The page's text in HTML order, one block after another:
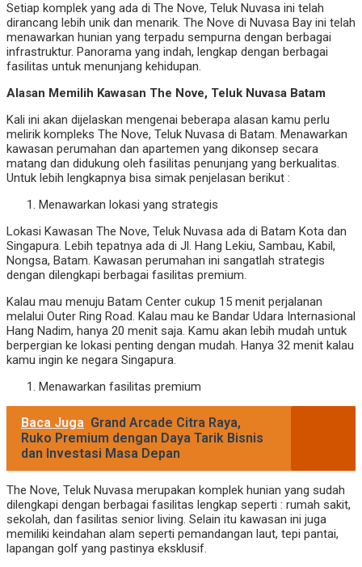
Setiap komplek yang ada di The Nove, Teluk Nuvasa ini telah
dirancang lebih unik dan menarik. The Nove di Nuvasa Bay ini telah
menawarkan hunian yang terpadu sempurna dengan berbagai
infrastruktur. Panorama yang indah, lengkap dengan berbagai
fasilitas untuk menunjang kehidupan.
Alasan Memilih Kawasan The Nove, Teluk Nuvasa Batam
Kali ini akan dijelaskan mengenai beberapa alasan kamu perlu
melirik kompleks The Nove, Teluk Nuvasa di Batam. Menawarkan
kawasan perumahan dan apartemen yang dikonsep secara
matang dan didukung oleh fasilitas penunjang yang berkualitas.
Untuk lebih lengkapnya bisa simak penjelasan berikut :
Menawarkan lokasi yang strategis
Lokasi Kawasan The Nove, Teluk Nuvasa ada di Batam Kota dan
Singapura. Lebih tepatnya ada di Jl. Hang Lekiu, Sambau, Kabil,
Nongsa, Batam. Kawasan perumahan ini sangatlah strategis
dengan dilengkapi berbagai fasilitas premium.
Kalau mau menuju Batam Center cukup 15 menit perjalanan
melalui Outer Ring Road. Kalau mau ke Bandar Udara Internasional
Hang Nadim, hanya 20 menit saja. Kamu akan lebih mudah untuk
berpergian ke lokasi penting dengan mudah. Hanya 32 menit kalau
kamu ingin ke negara Singapura.
Menawarkan fasilitas premium
Baca Juga Grand Arcade Citra Raya,
Ruko Premium dengan Daya Tarik Bisnis
dan Investasi Masa Depan
The Nove, Teluk Nuvasa merupakan komplek hunian yang sudah
dilengkapi dengan berbagai fasilitas lengkap seperti : rumah sakit,
sekolah, dan fasilitas senior living. Selain itu kawasan ini juga
memiliki keindahan alam seperti pemandangan laut, tepi pantai,
lapangan golf yang pastinya eksklusif.